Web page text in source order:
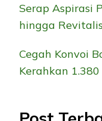
Serap Aspirasi
hingga
Cegah Konvoi
Kerahkan 1.380